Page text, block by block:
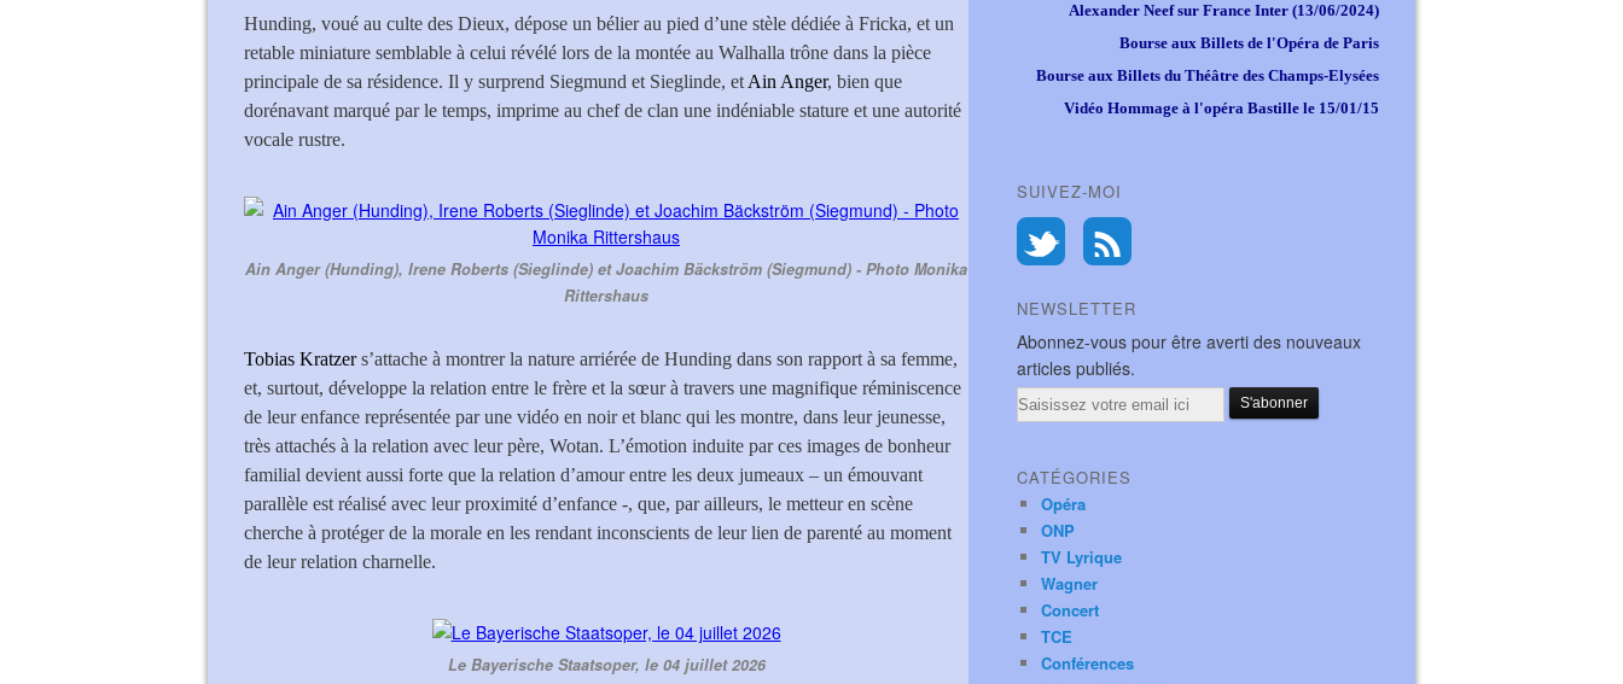
Hunding, voué au culte des Dieux, dépose un bélier au pied d’une stèle dédiée à Fricka, et un
retable miniature semblable à celui révélé lors de la montée au Walhalla trône dans la pièce
principale de sa résidence. Il y surprend Siegmund et Sieglinde, et Ain Anger, bien que
dorénavant marqué par le temps, imprime au chef de clan une indéniable stature et une autorité
vocale rustre.
Ain Anger (Hunding), Irene Roberts (Sieglinde) et Joachim Bäckström (Siegmund) - Photo Monika
Rittershaus
Tobias Kratzers’attache à montrer la nature arriérée de Hunding dans son rapport à sa femme,
et, surtout, développe la relation entre le frère et la sœur à travers une magnifique réminiscence
de leur enfance représentée par une vidéo en noir et blanc qui les montre, dans leur jeunesse,
très attachés à la relation avec leur père, Wotan. L’émotion induite par ces images de bonheur
familial devient aussi forte que la relation d’amour entre les deux jumeaux – un émouvant
parallèle est réalisé avec leur proximité d’enfance -, que, par ailleurs, le metteur en scène
cherche à protéger de la morale en les rendant inconscients de leur lien de parenté au moment
de leur relation charnelle.
Le Bayerische Staatsoper, le 04 juillet 2026
Alexander Neef sur France Inter (13/06/2024)
Bourse aux Billets de l'Opéra de Paris
Bourse aux Billets du Théâtre des Champs-Elysées
Vidéo Hommage à l'opéra Bastille le 15/01/15
SUIVEZ-MOI
NEWSLETTER
Abonnez-vous pour être averti des nouveaux
articles publiés.
Email
CATÉGORIES
Opéra
ONP
TV Lyrique
Wagner
Concert
TCE
Conférences